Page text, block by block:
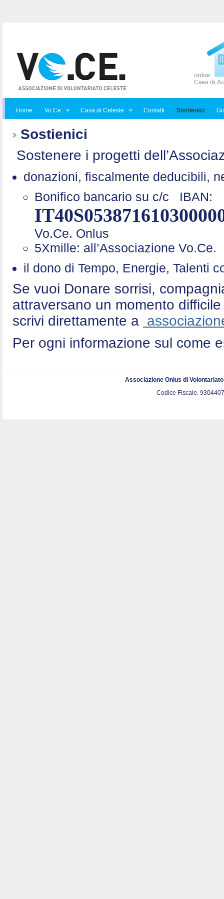
Home Vo.Ce Casa di Celeste Contatti Sostienici
Sostienici
Sostenere i progetti
donazioni, fiscalmente deducibili,
Bonifico bancario su c/c IBAN:
Vo.Ce. Onlus
5Xmille: all’Associazione
il dono di Tempo, Energie, Talenti
Se vuoi Donare sorrisi,
attraversano un momento
scrivi direttamente a
Per ogni informazione sul come
Associazione Onlus di
Codice Fiscale.